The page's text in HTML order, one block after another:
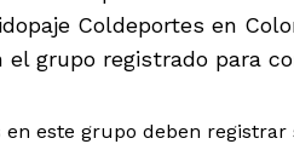
Coldeportes en
grupo registrado para
este grupo deben